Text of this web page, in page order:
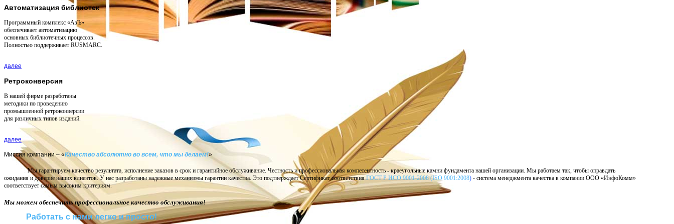
Мы осуществляем преобразование документов в электронный вид, загрузку их в информационно-поисковую систему, графическую обработку отсканированных документов,
распознавание с восстановлением первоначального вида.
Автоматизация библиотек
Программный комплекс «АзЪ»
обеспечивает автоматизацию
основных библиотечных процессов.
Полностью поддерживает RUSMARC.
далее
Ретроконверсия
В нашей фирме разработаны
методики по проведению
промышленной ретроконверсии
для различных типов изданий.
далее
Миссия компании – «Качество абсолютно во всем, что мы делаем!»
Мы гарантируем качество результата, исполнение заказов в срок и гарантийное обслуживание. Честность и профессиональная компетентность - краеугольные камни фундамента нашей организации. Мы работаем так, чтобы оправдать
ожидания и доверие наших клиентов. У нас разработаны надежные механизмы гарантии качества. Это подтверждает Сертификат соответствияГОСТ Р ИСО 9001-2008 (ISO 9001:2008) - система менеджмента качества в компании ООО «ИнфоКомм»
соответствует самым высоким критериям.
Мы можем обеспечить профессиональное качество обслуживания!
Работать с нами легко и просто!